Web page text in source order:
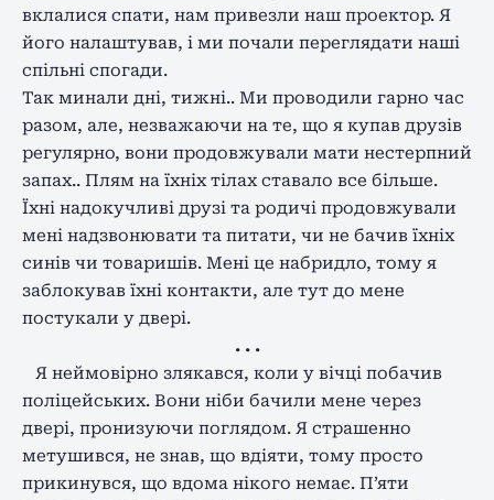
вклалися спати, нам привезли наш проектор. Я
його налаштував, і ми почали переглядати наші
спільні спогади.
Так минали дні, тижні.. Ми проводили гарно час
разом, але, незважаючи на те, що я купав друзів
регулярно, вони продовжували мати нестерпний
запах.. Плям на їхніх тілах ставало все більше.
Їхні надокучливі друзі та родичі продовжували
мені надзвонювати та питати, чи не бачив їхніх
синів чи товаришів. Мені це набридло, тому я
заблокував їхні контакти, але тут до мене
постукали у двері.
. . .
Я неймовірно злякався, коли у вічці побачив
поліцейських. Вони ніби бачили мене через
двері, пронизуючи поглядом. Я страшенно
метушився, не знав, що вдіяти, тому просто
прикинувся, що вдома нікого немає. П’яти